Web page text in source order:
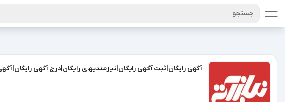
جستجو
آگهی رایگان|ثبت آگهی رایگان|نیازمندیهای رایگان|درج آگهی